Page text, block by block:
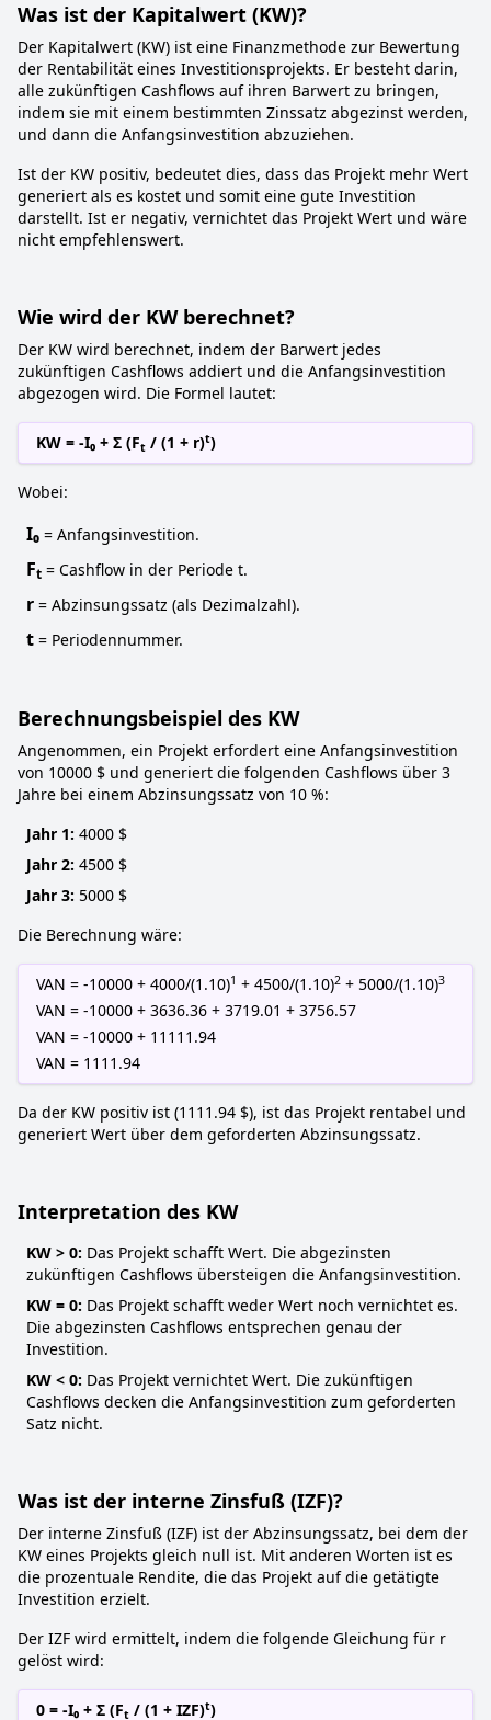
Was ist der Kapitalwert (KW)?
Der Kapitalwert (KW) ist eine Finanzmethode zur Bewertung
der Rentabilität eines Investitionsprojekts. Er besteht darin,
alle zukünftigen Cashflows auf ihren Barwert zu bringen,
indem sie mit einem bestimmten Zinssatz abgezinst werden,
und dann die Anfangsinvestition abzuziehen.
Ist der KW positiv, bedeutet dies, dass das Projekt mehr Wert
generiert als es kostet und somit eine gute Investition
darstellt. Ist er negativ, vernichtet das Projekt Wert und wäre
nicht empfehlenswert.
Wie wird der KW berechnet?
Der KW wird berechnet, indem der Barwert jedes
zukünftigen Cashflows addiert und die Anfangsinvestition
abgezogen wird. Die Formel lautet:
KW = -I₀ + Σ (Ft / (1 + r)t)
Wobei:
I₀ = Anfangsinvestition.
Ft = Cashflow in der Periode t.
r = Abzinsungssatz (als Dezimalzahl).
t = Periodennummer.
Berechnungsbeispiel des KW
Angenommen, ein Projekt erfordert eine Anfangsinvestition
von 10000 $ und generiert die folgenden Cashflows über 3
Jahre bei einem Abzinsungssatz von 10 %:
Jahr 1: 4000 $
Jahr 2: 4500 $
Jahr 3: 5000 $
Die Berechnung wäre:
VAN = -10000 + 4000/(1.10)1 + 4500/(1.10)2 + 5000/(1.10)3
VAN = -10000 + 3636.36 + 3719.01 + 3756.57
VAN = -10000 + 11111.94
VAN = 1111.94
Da der KW positiv ist (1111.94 $), ist das Projekt rentabel und
generiert Wert über dem geforderten Abzinsungssatz.
Interpretation des KW
KW > 0: Das Projekt schafft Wert. Die abgezinsten
zukünftigen Cashflows übersteigen die Anfangsinvestition.
KW = 0: Das Projekt schafft weder Wert noch vernichtet es.
Die abgezinsten Cashflows entsprechen genau der
Investition.
KW < 0: Das Projekt vernichtet Wert. Die zukünftigen
Cashflows decken die Anfangsinvestition zum geforderten
Satz nicht.
Was ist der interne Zinsfuß (IZF)?
Der interne Zinsfuß (IZF) ist der Abzinsungssatz, bei dem der
KW eines Projekts gleich null ist. Mit anderen Worten ist es
die prozentuale Rendite, die das Projekt auf die getätigte
Investition erzielt.
Der IZF wird ermittelt, indem die folgende Gleichung für r
gelöst wird:
0 = -I₀ + Σ (Ft / (1 + IZF)t)